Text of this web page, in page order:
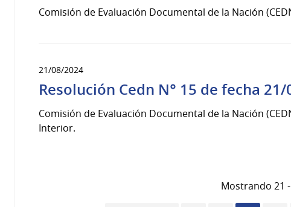
Comisión de Evaluación Documental de la Nación
21/08/2024
Resolución Cedn N° 15 de fecha
Comisión de Evaluación Documental de la Nación
Interior.
Mostrando 21